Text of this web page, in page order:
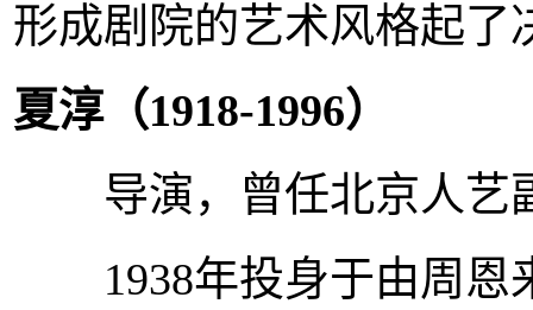
形成剧院的艺术风格起了
夏淳（1918-1996）
导演，曾任北京人艺
1938年投身于由周恩